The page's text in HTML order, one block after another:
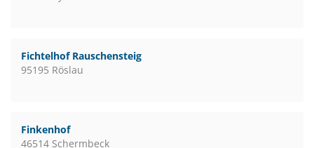
Fichtelhof Rauschensteig
95195 Röslau
Finkenhof
46514 Schermbeck